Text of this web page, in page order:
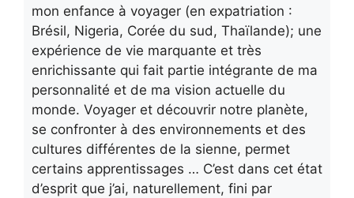
mon enfance à voyager (en expatriation :
Brésil, Nigeria, Corée du sud, Thaïlande); une
expérience de vie marquante et très
enrichissante qui fait partie intégrante de ma
personnalité et de ma vision actuelle du
monde. Voyager et découvrir notre planète,
se confronter à des environnements et des
cultures différentes de la sienne, permet
certains apprentissages … C’est dans cet état
d’esprit que j’ai, naturellement, fini par